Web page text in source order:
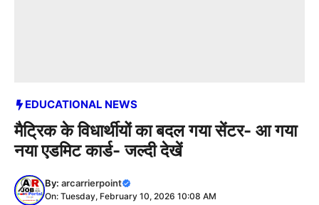
EDUCATIONAL NEWS
मैट्रिक के विधार्थीयों का बदल गया सेंटर- आ गया
नया एडमिट कार्ड- जल्दी देखें
By: arcarrierpoint
On: Tuesday, February 10, 2026 10:08 AM